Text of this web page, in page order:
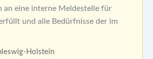
an eine interne Meldestelle für
und alle Bedürfnisse der im
Holstein